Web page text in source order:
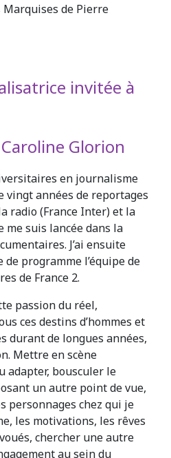
Marquises de Pierre
invitée à
Glorion
en journalisme
vingt années de reportages
radio (France Inter) et la
me suis lancée dans la
J’ai ensuite
programme l’équipe de
de France 2.
passion du réel,
ces destins d’hommes et
durant de longues années,
Mettre en scène
adapter, bousculer le
un autre point de vue,
personnages chez qui je
les motivations, les rêves
chercher une autre
au sein du